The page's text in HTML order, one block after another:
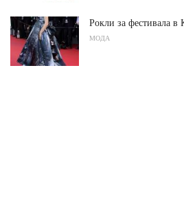
Рокли за фестивала в
МОДА